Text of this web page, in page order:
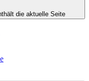
die aktuelle Seite